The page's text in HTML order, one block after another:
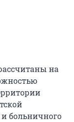
на
больничного